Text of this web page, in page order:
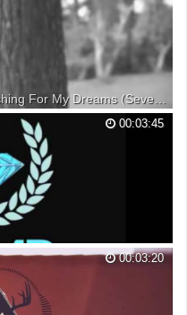
C Systems & Hanna Finsen - Reaching For My Dreams (Seven24 & S A T Remix)
by Seven 24
BUY AND DOWNLOAD
RazNitzanMusic In name
within this vi...
00:03:45
00:03:20